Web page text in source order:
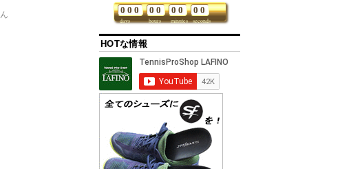
days
0 0 0
hours
0 0
minutes
0 0
seconds
0 0
HOTな情報